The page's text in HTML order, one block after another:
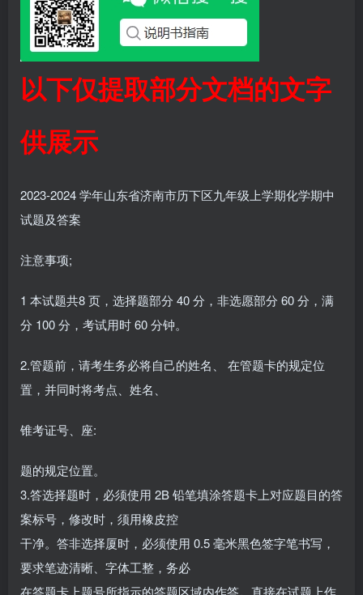
以下仅提取部分文档的文字
供展示
2023-2024 学年山东省济南市历下区九年级上学期化学期中
试题及答案
注意事项;
1 本试题共8 页，选择题部分 40 分，非选愿部分 60 分，满
分 100 分，考试用时 60 分钟。
2.管题前，请考生务必将自己的姓名、 在管题卡的规定位
置，并同时将考点、姓名、
锥考证号、座:
题的规定位置。
3.答选择题时，必须使用 2B 铅笔填涂答题卡上对应题目的答
案标号，修改时，须用橡皮控
干净。答非选择厦时，必须使用 0.5 毫米黑色签字笔书写，
要求笔迹清晰、字体工整，务必
在答题卡上题号所指示的答题区域内作答。直接在试题上作